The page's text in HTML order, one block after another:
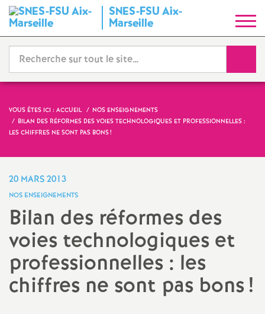
SNES-FSU Aix-
Marseille
y
n
d
a
t
N
a
VOUS ÊTES ICI : ACCUEIL
NOS ENSEIGNEMENTS
BILAN DES RÉFORMES DES VOIES TECHNOLOGIQUES ET PROFESSIONNELLES :
LES CHIFFRES NE SONT PAS BONS!
20 MARS 2013
NOS ENSEIGNEMENTS
Bilan des réformes des
voies technologiques et
professionnelles : les
chiffres ne sont pas bons!